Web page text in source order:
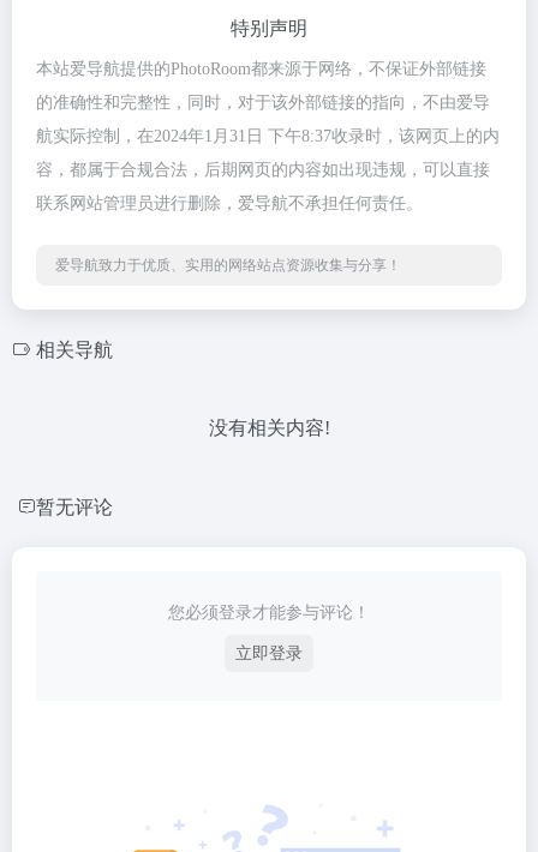
特别声明
本站爱导航提供的PhotoRoom都来源于网络，不保证外部链接
的准确性和完整性，同时，对于该外部链接的指向，不由爱导
航实际控制，在2024年1月31日 下午8:37收录时，该网页上的内
容，都属于合规合法，后期网页的内容如出现违规，可以直接
联系网站管理员进行删除，爱导航不承担任何责任。
爱导航致力于优质、实用的网络站点资源收集与分享！
相关导航
没有相关内容!
暂无评论
您必须登录才能参与评论！
立即登录